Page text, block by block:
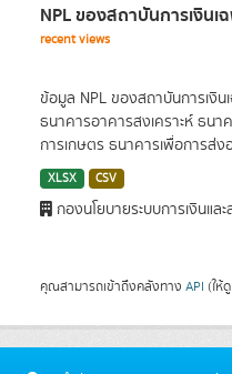
NPL ของสถาบันการเงินเ
recent views
ข้อมูล NPL ของสถาบันการเงิ
ธนาคารอาคารสงเคราะห์ ธน
การเกษตร ธนาคารเพื่อการส่ง
XLSX CSV
กองนโยบายระบบการเงินแล
คุณสามารถเข้าถึงคลังทาง API (ให้ดู